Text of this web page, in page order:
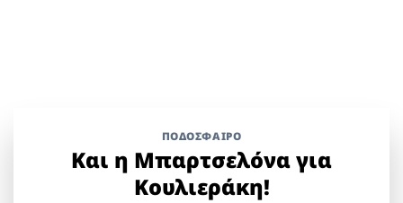
ΠΟΔΟΣΦΑΙΡΟ
Και η Μπαρτσελόνα για
Κουλιεράκη!